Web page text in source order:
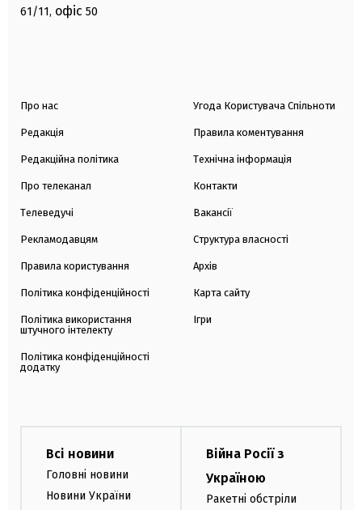
61/11, офіс 50
Про нас
Редакція
Редакційна політика
Про телеканал
Телеведучі
Рекламодавцям
Правила користування
Політика конфіденційності
Політика використання
штучного інтелекту
Політика конфіденційності
додатку
Угода Користувача Спільноти
Правила коментування
Технічна інформація
Контакти
Вакансії
Структура власності
Архів
Карта сайту
Ігри
Всі новини
Головні новини
Новини України
Війна Росії з
Україною
Ракетні обстріли